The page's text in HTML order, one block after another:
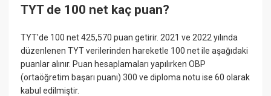
TYT de 100 net kaç puan?
TYT'de 100 net 425,570 puan getirir. 2021 ve 2022 yılında
düzenlenen TYT verilerinden hareketle 100 net ile aşağıdaki
puanlar alınır. Puan hesaplamaları yapılırken OBP
(ortaöğretim başarı puanı) 300 ve diploma notu ise 60 olarak
kabul edilmiştir.